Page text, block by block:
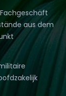
aus dem